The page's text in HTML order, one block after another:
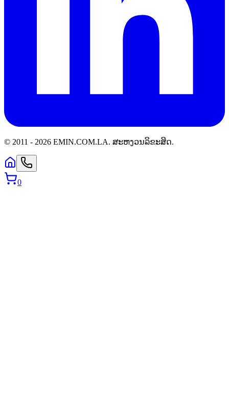
© 2011 - 2026 EMIN.COM.LA. ສະຫງວນລິຂະສິດ.
0